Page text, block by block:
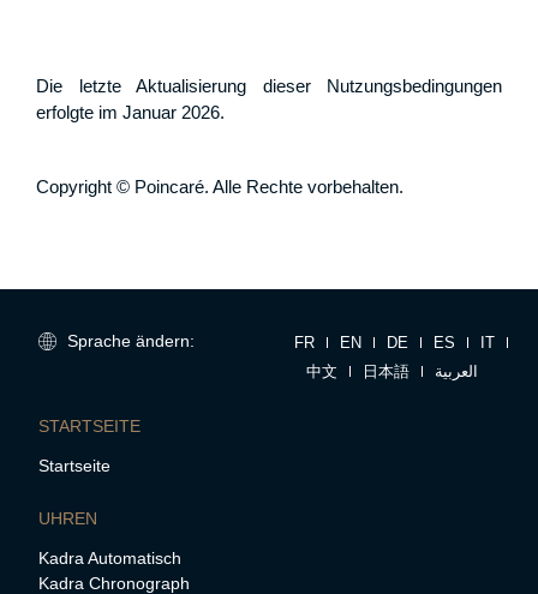
Die letzte Aktualisierung dieser Nutzungsbedingungen
erfolgte im Januar 2026.
Copyright © Poincaré. Alle Rechte vorbehalten.
Sprache ändern: FR EN DE ES
IT
中文
日本語 العربية
STARTSEITE
Startseite
UHREN
Kadra Automatisch
Kadra Chronograph